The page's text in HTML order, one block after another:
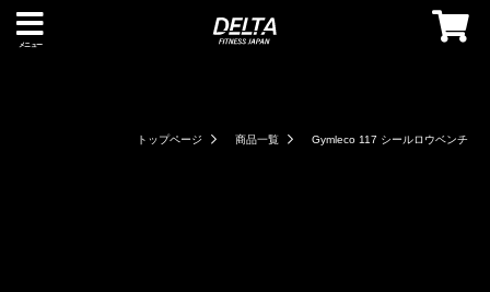
メニュー
トップページ 商品一覧 Gymleco 117 シールロウベンチ